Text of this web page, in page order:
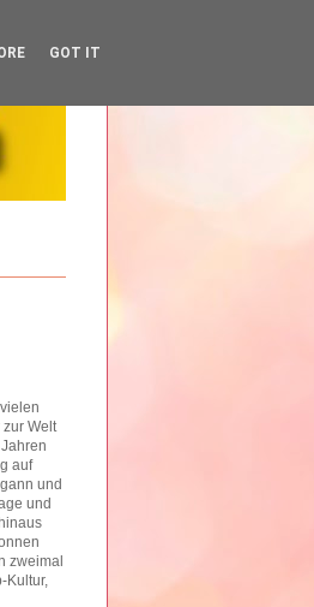
Welt
auf
und
und
zweimal
Kultur,
GOT IT